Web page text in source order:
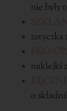
nie były
zatyczka
naklejki z
o